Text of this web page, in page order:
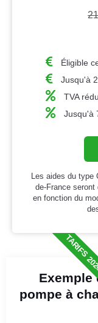
Éligible
Jusqu'à
TVA
Jusqu'à
Les aides du type
de-France
en fonction du
TARIFS
Exemple
pompe à